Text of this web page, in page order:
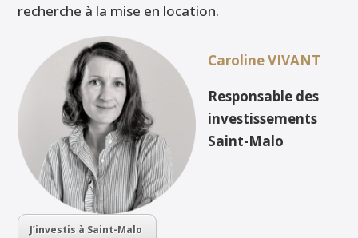
recherche à la mise en location.
Caroline VIVANT
Responsable des
investissements
Saint-Malo
J’investis à Saint-Malo